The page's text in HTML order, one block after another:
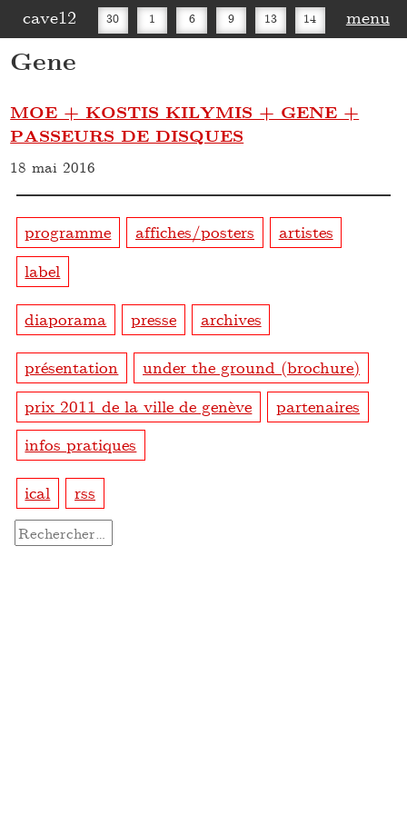
cave12 30 1 6 9 13 14 menu
Gene
MOE + KOSTIS KILYMIS + GENE +
PASSEURS DE DISQUES
18 mai 2016
programme affiches/posters
artistes
label
diaporama presse archives
présentation
under the ground (brochure)
prix 2011 de la ville de genève
partenaires
infos pratiques
ical rss
Rechercher :